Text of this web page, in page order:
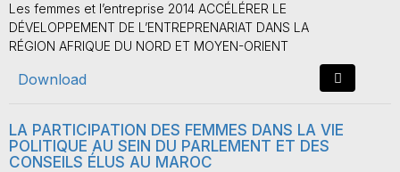
Les femmes et l’entreprise 2014 ACCÉLÉRER LE
DÉVELOPPEMENT DE L’ENTREPRENARIAT DANS LA
RÉGION AFRIQUE DU NORD ET MOYEN-ORIENT
Download
LA PARTICIPATION DES FEMMES DANS LA VIE
POLITIQUE AU SEIN DU PARLEMENT ET DES
CONSEILS ÉLUS AU MAROC